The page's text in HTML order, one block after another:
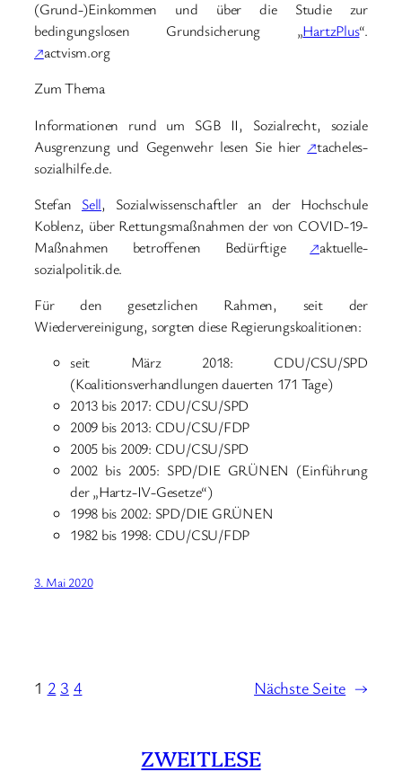
(Grund-)Einkommen und über die Studie zur
bedingungslosen Grundsicherung „HartzPlus“.
↗actvism.org
Zum Thema
Informationen rund um SGB II, Sozialrecht, soziale
Ausgrenzung und Gegenwehr lesen Sie hier ↗tacheles-
sozialhilfe.de.
Stefan Sell, Sozialwissenschaftler an der Hochschule
Koblenz, über Rettungsmaßnahmen der von COVID-19-
Maßnahmen betroffenen Bedürftige ↗aktuelle-
sozialpolitik.de.
Für den gesetzlichen Rahmen, seit der
Wiedervereinigung, sorgten diese Regierungskoalitionen:
seit März 2018: CDU/CSU/SPD
(Koalitionsverhandlungen dauerten 171 Tage)
2013 bis 2017: CDU/CSU/SPD
2009 bis 2013: CDU/CSU/FDP
2005 bis 2009: CDU/CSU/SPD
2002 bis 2005: SPD/DIE GRÜNEN (Einführung
der „Hartz-IV-Gesetze“)
1998 bis 2002: SPD/DIE GRÜNEN
1982 bis 1998: CDU/CSU/FDP
3. Mai 2020
1 2 3 4 Nächste Seite →
ZWEITLESE